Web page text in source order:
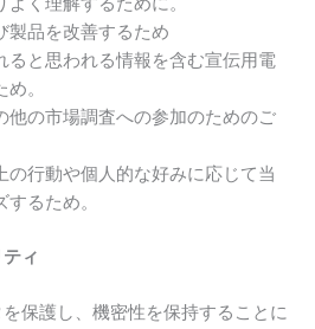
製品を改善するため
ると思われる情報を含む宣伝用電
。
他の市場調査への参加のためのご
の行動や個人的な好みに応じて当
るため。
ィ
保護し、機密性を保持することに